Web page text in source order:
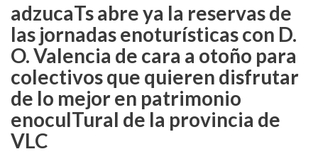
adzucaTs abre ya la reservas de
las jornadas enoturísticas con D.
O. Valencia de cara a otoño para
colectivos que quieren disfrutar
de lo mejor en patrimonio
enoculTural de la provincia de
VLC